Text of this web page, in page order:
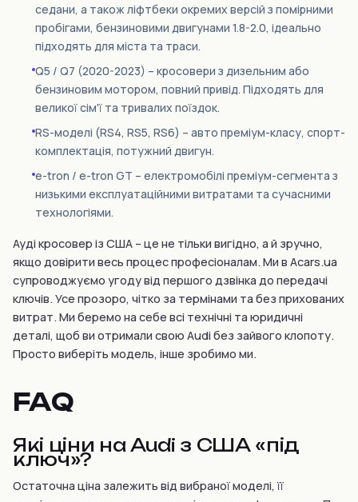
седани, а також ліфтбеки окремих версій з помірними
пробігами, бензиновими двигунами 1.8-2.0, ідеально
підходять для міста та траси.
Q5 / Q7 (2020-2023) – кросовери з дизельним або
бензиновим мотором, повний привід. Підходять для
великої сім'ї та тривалих поїздок.
RS-моделі (RS4, RS5, RS6) – авто преміум-класу, спорт-
комплектація, потужний двигун.
e-tron / e-tron GT – електромобілі преміум-сегмента з
низькими експлуатаційними витратами та сучасними
технологіями.
Ауді кросовер із США – це не тільки вигідно, а й зручно,
якщо довірити весь процес професіоналам. Ми в Acars.ua
супроводжуємо угоду від першого дзвінка до передачі
ключів. Усе прозоро, чітко за термінами та без прихованих
витрат. Ми беремо на себе всі технічні та юридичні
деталі, щоб ви отримали свою Audi без зайвого клопоту.
Просто виберіть модель, інше зробимо ми.
FAQ
Які ціни на Audi з США «під
ключ»?
Остаточна ціна залежить від вибраної моделі, її